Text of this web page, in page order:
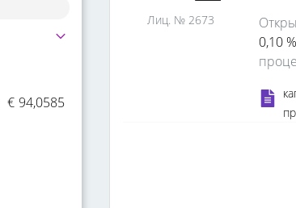
€ 94,0585
Лиц. № 2673
0,10 %